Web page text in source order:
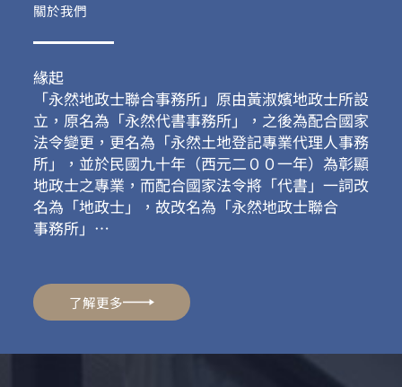
關於我們
緣起
「永然地政士聯合事務所」原由黃淑嬪地政士所設
立，原名為「永然代書事務所」，之後為配合國家
法令變更，更名為「永然土地登記專業代理人事務
所」，並於民國九十年（西元二００一年）為彰顯
地政士之專業，而配合國家法令將「代書」一詞改
名為「地政士」，故改名為「永然地政士聯合
事務所」…
了解更多